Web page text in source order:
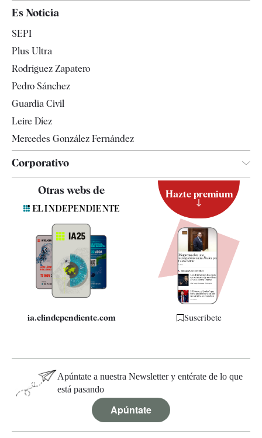
España
Televisión
Es Noticia
SEPI
Plus Ultra
Rodríguez Zapatero
Pedro Sánchez
Guardia Civil
Leire Díez
Mercedes González Fernández
Corporativo
Contacto
Quiénes somos
Especificaciones
Otras webs de
ia.elindependiente.com
Hazte premium
Suscríbete
Apúntate a nuestra Newsletter y entérate de lo que
está pasando
Apúntate